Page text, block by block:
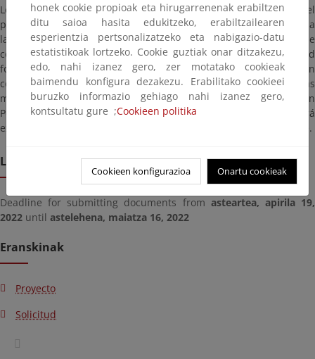
Lo que se hace público mediante este anuncio a fin de que en el
plazo de veinte (20) días contados a partir de la fecha siguiente a
la de su publicación en el Boletín del Estado, todos cuantos se
consideren directa o indirectamente afectados por dicha solicitud
formulen por escrito las alegaciones o reclamaciones que juzguen
convenientes en defensa de sus intereses, pudiendo presentar las
mismas en las dependencias de esta Demarcación, en la calle San
Pedro de Mezonzo, Nº 2, bajo, de A Coruña, en donde estará
expuesta, en horas de oficina, la documentación correspondiente.
Lekualdatze epea
Deadline for submitting documents from asteartea, apirila 19,
2022 until astelehena, maiatza 16, 2022
Eranskinak
Proyecto
Solicitud
honek cookie propioak eta hirugarrenenak erabiltzen
ditu saioa hasita edukitzeko, erabiltzailearen
esperientzia pertsonalizatzeko eta nabigazio-datu
estatistikoak lortzeko. Cookie guztiak onar ditzakezu,
edo, nahi izanez gero, zer motatako cookieak
baimendu konfigura dezakezu. Erabilitako cookieei
buruzko informazio gehiago nahi izanez gero,
kontsultatu gure ;Cookieen politika
Cookieen konfigurazioa Onartu cookieak